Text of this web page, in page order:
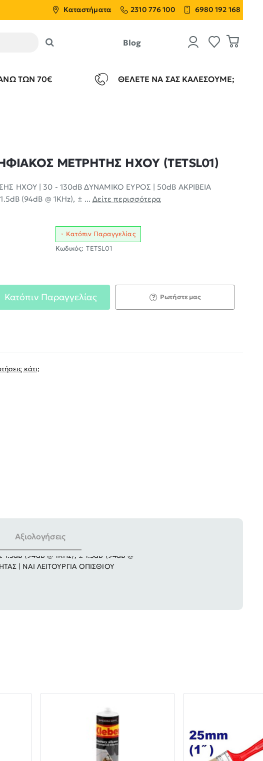
Καταστήματα 2310 776 100 6980 192 168
Blog
ΤΩΝ 70€ ΘΈΛΕΤΕ ΝΑ ΣΑΣ ΚΑΛΈΣΟΥΜΕ;
ΜΕΤΡΗΤΗΣ ΗΧΟΥ (TETSL01)
ΗΧΟΥ | 30 - 130dB ΔΥΝΑΜΙΚΟ ΕΥΡΟΣ | 50dB ΑΚΡΙΒΕΙΑ
(94dB @ 1KHz), ± ...Δείτε περισσότερα
Κατόπιν Παραγγελίας
Κωδικός: TETSL01
Κατόπιν Παραγγελίας Ρωτήστε μας
κάτι;
Αξιολογήσεις
(94dB @ 1KHz), ± 1.5dB (94dB @
| ΝΑΙ ΛΕΙΤΟΥΡΓΙΑ ΟΠΙΣΘΙΟΥ